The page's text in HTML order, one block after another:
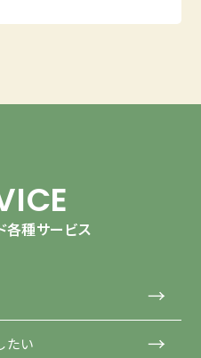
各種サービス
→
たい →